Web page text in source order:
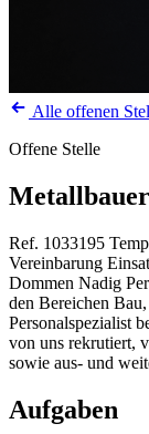
Alle offenen
Offene Stelle
Ref. 1033195
Vereinbarung
Dommen Nadig
den Bereichen
Personalspezialist
von uns rekrutiert,
sowie aus- und
Aufgaben